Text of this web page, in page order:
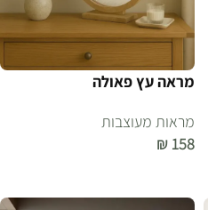
מראה עץ פאולה
מראות מעוצבות
₪ 158